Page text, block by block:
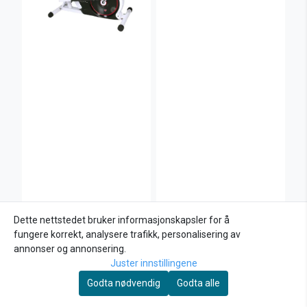
Ellipsemaskin og
treningssykkel -
Christopeit
3.990,- 5.999,-
Front Wheel Support
Elite Sterzo
forhjulstøtte
2.449,-
Dette nettstedet bruker informasjonskapsler for å
fungere korrekt, analysere trafikk, personalisering av
annonser og annonsering.
Juster innstillingene
Godta nødvendig
Godta alle